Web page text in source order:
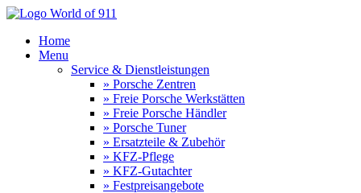
Home
Menu
Service & Dienstleistungen
» Porsche Zentren
» Freie Porsche Werkstätten
» Freie Porsche Händler
» Porsche Tuner
» Ersatzteile & Zubehör
» KFZ-Pflege
» KFZ-Gutachter
» Festpreisangebote